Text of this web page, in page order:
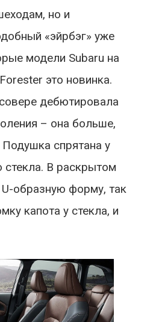
но и
«эйрбэг» уже
модели Subaru на
это новинка.
дебютировала
– она больше,
спрятана у
стекла. В раскрытом
образную форму, так
капота у стекла, и